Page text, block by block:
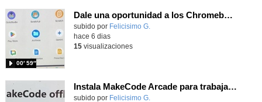
Dale una oportunidad a los Chromebooks y utiliza un proyector para realizar talleres si no tienes pantallas táctiles
Contenido educativo.
subido por Felicisimo G.
00′ 59″
hace 6 dias
15visualizaciones
Instala MakeCode Arcade para trabajar offline en tu tablet, ordenador, Chromebook
Contenido educativo.
subido por Felicisimo G.